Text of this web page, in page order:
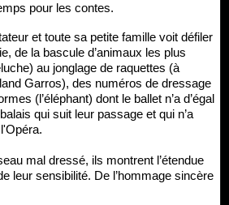
pour les contes.
de la bascule d’animaux les plus
au jonglage de raquettes (à
Garros), des numéros de dressage
(l’éléphant) dont le ballet n’a d’égal
qui suit leur passage et qui n’a
mal dressé, ils montrent l’étendue
leur sensibilité. De l’hommage sincère